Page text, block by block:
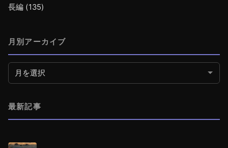
長編 (135)
月別アーカイブ
月別アーカイブ
最新記事